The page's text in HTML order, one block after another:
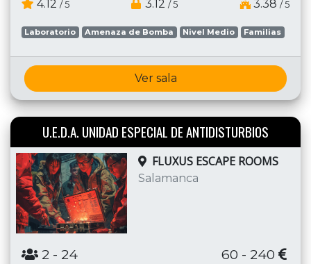
4.12 / 5 3.12 / 5 3.38 / 5
Laboratorio Amenaza de Bomba Nivel Medio Familias
Ver sala
U.E.D.A. UNIDAD ESPECIAL DE ANTIDISTURBIOS
FLUXUS ESCAPE ROOMS
Salamanca
2 - 24 60 - 240